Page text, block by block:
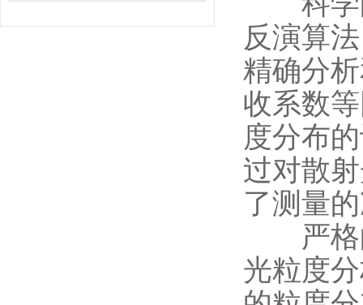
反演算
精确分
收系数
度分布
过对散
了测量
严格的
光粒度